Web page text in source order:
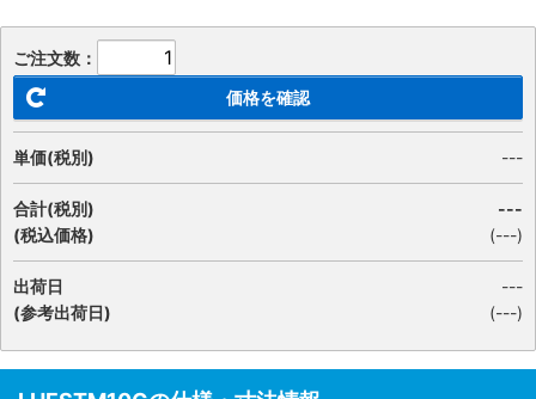
ご注文数：
価格を確認
単価(税別) ---
合計(税別)
(税込価格)
---
(---)
出荷日
(参考出荷日)
---
(---)